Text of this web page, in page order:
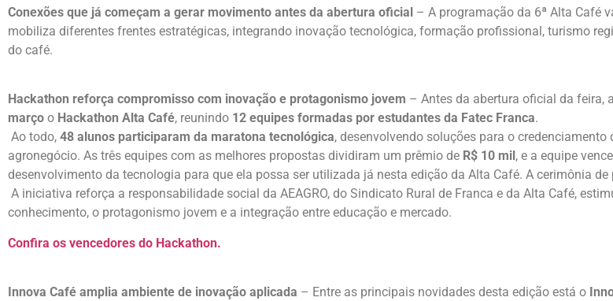
Conexões que já começam a gerar movimento antes da abertura oficial – A programação da 6ª Alta Café
mobiliza diferentes frentes estratégicas, integrando inovação tecnológica, formação profissional, turismo
do café.
Hackathon reforça compromisso com inovação e protagonismo jovem – Antes da abertura oficial da feira,
março o Hackathon Alta Café, reunindo 12 equipes formadas por estudantes da Fatec Franca.
Ao todo, 48 alunos participaram da maratona tecnológica, desenvolvendo soluções para o
agronegócio. As três equipes com as melhores propostas dividiram um prêmio de R$ 10 mil , e a equipe
desenvolvimento da tecnologia para que ela possa ser utilizada já nesta edição da Alta Café. A cerimônia
A iniciativa reforça a responsabilidade social da AEAGRO, do Sindicato Rural de Franca e da Alta Café,
conhecimento, o protagonismo jovem e a integração entre educação e mercado.
Confira os vencedores do Hackathon.
Innova Café amplia ambiente de inovação aplicada – Entre as principais novidades desta edição está o